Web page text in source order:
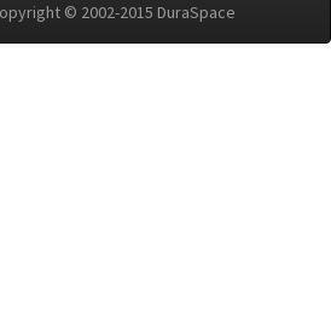
© 2002-2015 DuraSpace